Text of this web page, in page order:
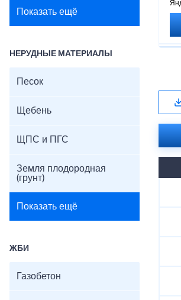
Показать ещё
НЕРУДНЫЕ МАТЕРИАЛЫ
Песок
Щебень
ЩПС и ПГС
Земля плодородная
(грунт)
Показать ещё
ЖБИ
Газобетон
В